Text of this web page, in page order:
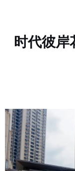
时代彼岸